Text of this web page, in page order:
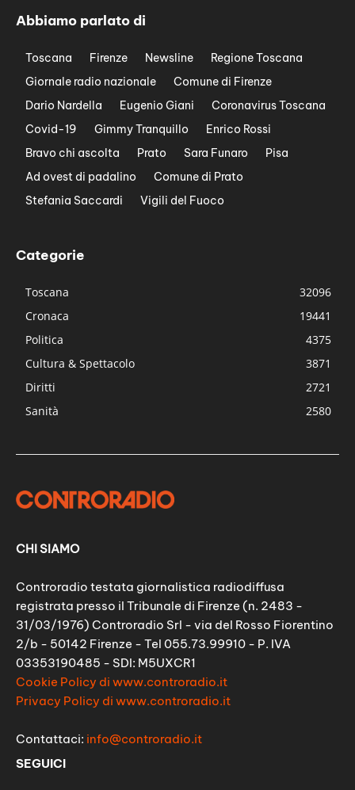
Abbiamo parlato di
Toscana Firenze Newsline
Regione Toscana
Giornale radio nazionale
Comune di Firenze
Dario Nardella
Eugenio Giani
Coronavirus Toscana
Covid-19
Gimmy Tranquillo
Enrico Rossi
Bravo chi ascolta
Prato Sara Funaro
Pisa
Ad ovest di padalino
Comune di Prato
Stefania Saccardi
Vigili del Fuoco
Categorie
Toscana
32096
Cronaca
19441
Politica
4375
Cultura & Spettacolo
3871
Diritti
2721
Sanità
2580
CHI SIAMO
Controradio testata giornalistica radiodiffusa
registrata presso il Tribunale di Firenze (n. 2483 -
31/03/1976) Controradio Srl - via del Rosso Fiorentino
2/b - 50142 Firenze - Tel 055.73.99910 - P. IVA
03353190485 - SDI: M5UXCR1
Cookie Policy di www.controradio.it
Privacy Policy di www.controradio.it
Contattaci: info@controradio.it
SEGUICI